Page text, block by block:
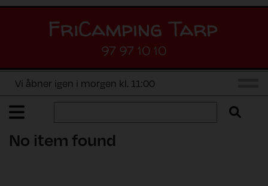
97 97 10 10
Vi åbner igen i morgen kl. 11:00
No item found